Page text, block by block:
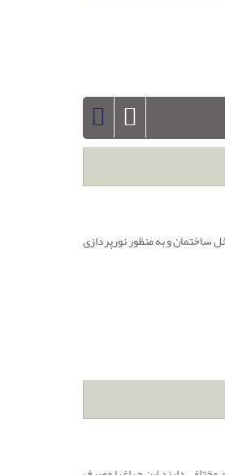
ساختمان و به منظور نورپردازی